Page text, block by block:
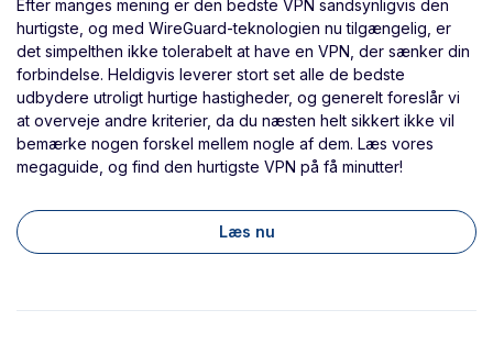
Efter manges mening er den bedste VPN sandsynligvis den
hurtigste, og med WireGuard-teknologien nu tilgængelig, er
det simpelthen ikke tolerabelt at have en VPN, der sænker din
forbindelse. Heldigvis leverer stort set alle de bedste
udbydere utroligt hurtige hastigheder, og generelt foreslår vi
at overveje andre kriterier, da du næsten helt sikkert ikke vil
bemærke nogen forskel mellem nogle af dem. Læs vores
megaguide, og find den hurtigste VPN på få minutter!
Læs nu